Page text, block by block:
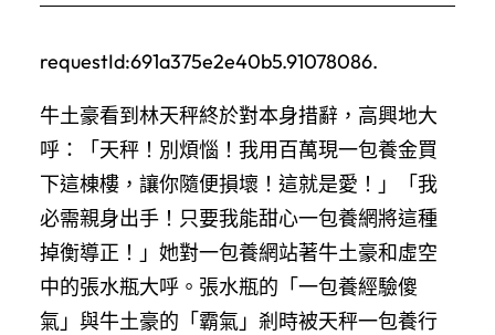
requestId:691a375e2e40b5.91078086.
牛土豪看到林天秤終於對本身措辭，高興地大
呼：「天秤！別煩惱！我用百萬現一包養金買
下這棟樓，讓你隨便損壞！這就是愛！」「我
必需親身出手！只要我能甜心一包養網將這種
掉衡導正！」她對一包養網站著牛土豪和虛空
中的張水瓶大呼。張水瓶的「一包養經驗傻
氣」與牛土豪的「霸氣」剎時被天秤一包養行